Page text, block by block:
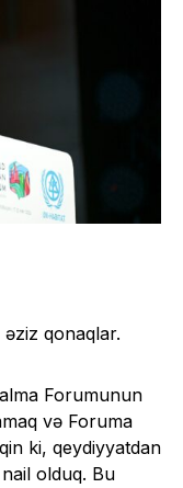
qonaqlar.
Forumunun
və Foruma
ki, qeydiyyatdan
nail olduq. Bu